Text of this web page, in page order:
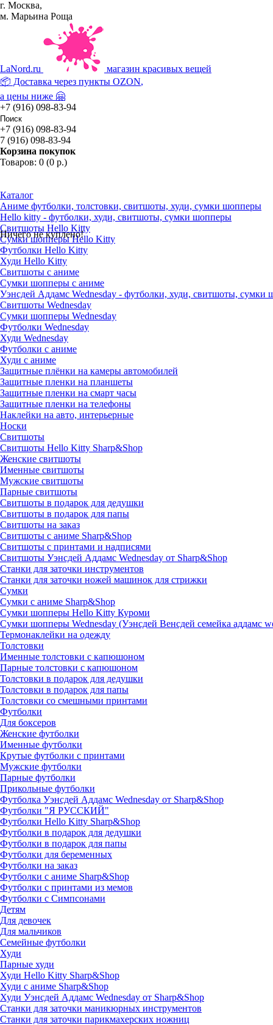
г. Москва,
м. Марьина Роща
LaNord.ru
магазин красивых вещей
📦 Доставка через пункты OZON,
а цены ниже 🤗
+7 (916) 098-83-94
+7 (916) 098-83-94
7 (916) 098-83-94
Корзина покупок
Товаров: 0 (0 р.)
Ничего не куплено!
Каталог
Аниме футболки, толстовки, свитшоты, худи, сумки шопперы
Hello kitty - футболки, худи, свитшоты, сумки шопперы
Свитшоты Hello Kitty
Сумки шопперы Hello Kitty
Футболки Hello Kitty
Худи Hello Kitty
Свитшоты с аниме
Сумки шопперы с аниме
Уэнсдей Аддамс Wednesday - футболки, худи, свитшоты, сумки
Свитшоты Wednesday
Сумки шопперы Wednesday
Футболки Wednesday
Худи Wednesday
Футболки с аниме
Худи с аниме
Защитные плёнки на камеры автомобилей
Защитные пленки на планшеты
Защитные пленки на смарт часы
Защитные пленки на телефоны
Наклейки на авто, интерьерные
Носки
Свитшоты
Cвитшоты Hello Kitty Sharp&Shop
Женские свитшоты
Именные свитшоты
Мужские свитшоты
Парные свитшоты
Свитшоты в подарок для дедушки
Свитшоты в подарок для папы
Свитшоты на заказ
Свитшоты с аниме Sharp&Shop
Свитшоты с принтами и надписями
Свитшоты Уэнсдей Аддамс Wednesday от Sharp&Shop
Станки для заточки инструментов
Станки для заточки ножей машинок для стрижки
Сумки
Сумки с аниме Sharp&Shop
Сумки шопперы Hello Kitty Куроми
Сумки шопперы Wednesday (Уэнсдей Венсдей семейка аддамс
Термонаклейки на одежду
Толстовки
Именные толстовки с капюшоном
Парные толстовки с капюшоном
Толстовки в подарок для дедушки
Толстовки в подарок для папы
Толстовки со смешными принтами
Футболки
Для боксеров
Женские футболки
Именные футболки
Крутые футболки с принтами
Мужские футболки
Парные футболки
Прикольные футболки
Футболка Уэнсдей Аддамс Wednesday от Sharp&Shop
Футболки "Я РУССКИЙ"
Футболки Hello Kitty Sharp&Shop
Футболки в подарок для дедушки
Футболки в подарок для папы
Футболки для беременных
Футболки на заказ
Футболки с аниме Sharp&Shop
Футболки с принтами из мемов
Футболки с Симпсонами
Детям
Для девочек
Для мальчиков
Семейные футболки
Худи
Парные худи
Худи Hello Kitty Sharp&Shop
Худи с аниме Sharp&Shop
Худи Уэнсдей Аддамс Wednesday от Sharp&Shop
Станки для заточки маникюрных инструментов
Станки для заточки парикмахерских ножниц